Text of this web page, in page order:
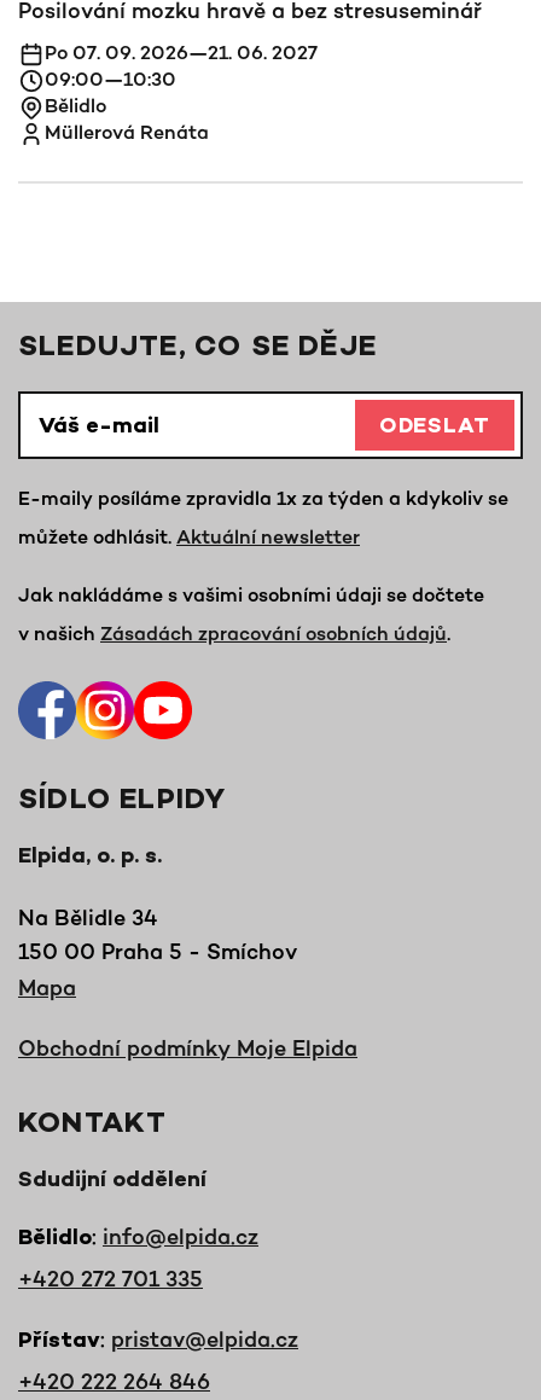
Posilování mozku hravě a bez stresuseminář
Po 07. 09. 2026—21. 06. 2027
09:00—10:30
Bělidlo
Müllerová Renáta
SLEDUJTE, CO SE DĚJE
ODESLAT
E-maily posíláme zpravidla 1x za týden a kdykoliv se
můžete odhlásit. Aktuální newsletter
Jak nakládáme s vašimi osobními údaji se dočtete
v našich Zásadách zpracování osobních údajů.
SÍDLO ELPIDY
Elpida, o. p. s.
Na Bělidle 34
150 00 Praha 5 - Smíchov
Mapa
Obchodní podmínky Moje Elpida
KONTAKT
Sdudijní oddělení
Bělidlo: info@elpida.cz
+420 272 701 335
Přístav: pristav@elpida.cz
+420 222 264 846